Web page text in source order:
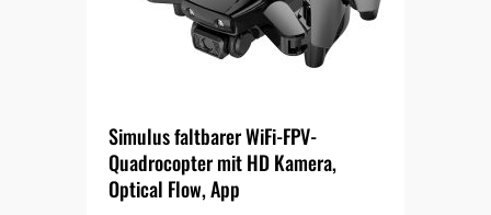
Simulus faltbarer WiFi-FPV-
Quadrocopter mit HD Kamera,
Optical Flow, App